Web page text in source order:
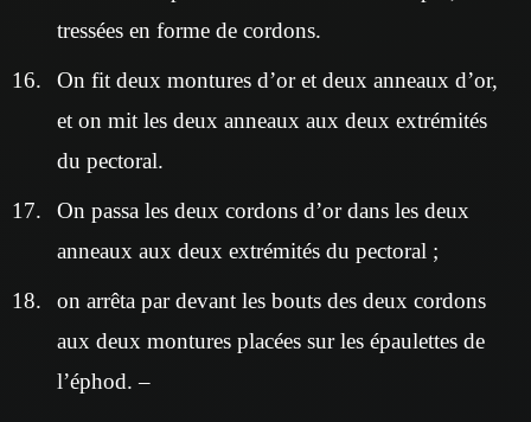
tressées en forme de cordons.
On fit deux montures d’or et deux anneaux d’or,
et on mit les deux anneaux aux deux extrémités
du pectoral.
On passa les deux cordons d’or dans les deux
anneaux aux deux extrémités du pectoral ;
on arrêta par devant les bouts des deux cordons
aux deux montures placées sur les épaulettes de
l’éphod. –